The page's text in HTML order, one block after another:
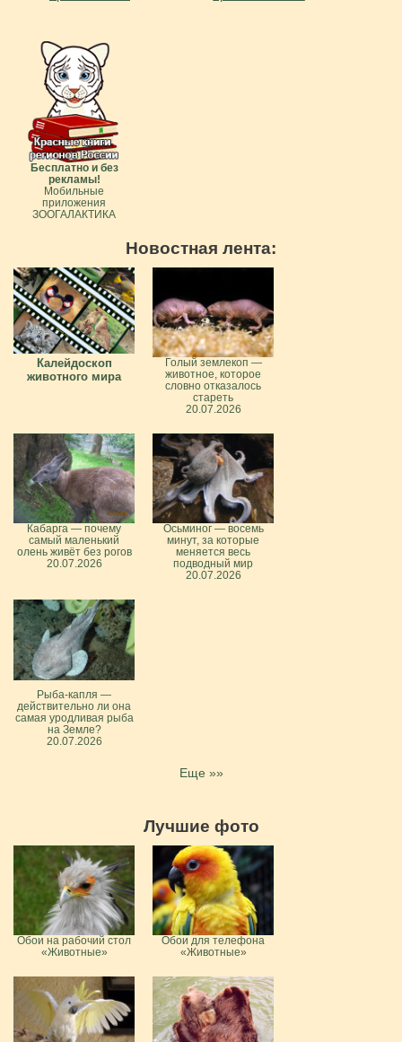
Бесплатно и без
рекламы!
Мобильные
приложения
ЗООГАЛАКТИКА
Новостная лента:
Калейдоскоп
животного мира
Голый землекоп —
животное, которое
словно отказалось
стареть
20.07.2026
Кабарга — почему
самый маленький
олень живёт без рогов
20.07.2026
Осьминог — восемь
минут, за которые
меняется весь
подводный мир
20.07.2026
Рыба-капля —
действительно ли она
самая уродливая рыба
на Земле?
20.07.2026
Еще »»
Лучшие фото
Обои на рабочий стол
«Животные»
Обои для телефона
«Животные»